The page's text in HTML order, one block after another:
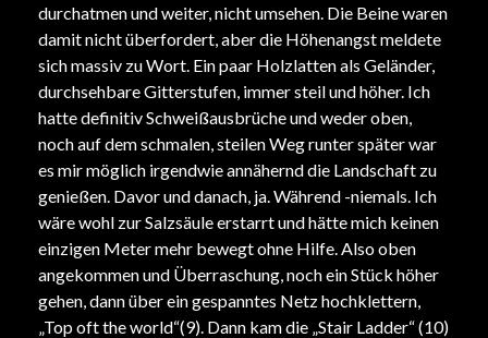
durchatmen und weiter, nicht umsehen. Die Beine waren
damit nicht überfordert, aber die Höhenangst meldete
sich massiv zu Wort. Ein paar Holzlatten als Geländer,
durchsehbare Gitterstufen, immer steil und höher. Ich
hatte definitiv Schweißausbrüche und weder oben,
noch auf dem schmalen, steilen Weg runter später war
es mir möglich irgendwie annähernd die Landschaft zu
genießen. Davor und danach, ja. Während -niemals. Ich
wäre wohl zur Salzsäule erstarrt und hätte mich keinen
einzigen Meter mehr bewegt ohne Hilfe. Also oben
angekommen und Überraschung, noch ein Stück höher
gehen, dann über ein gespanntes Netz hochklettern,
„Top oft the world“(9). Dann kam die „Stair Ladder“ (10)